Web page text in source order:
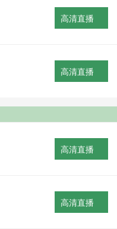
高清直播
高清直播
高清直播
高清直播